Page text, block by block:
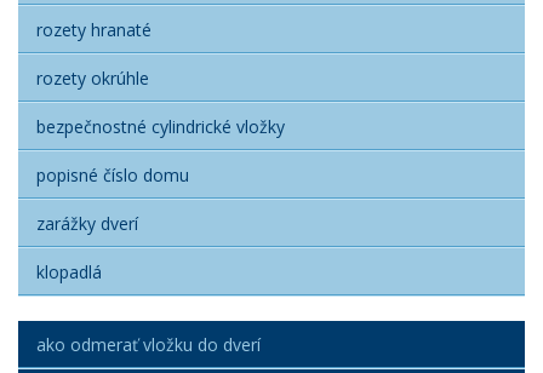
rozety hranaté
rozety okrúhle
bezpečnostné cylindrické vložky
popisné číslo domu
zarážky dverí
klopadlá
ako odmerať vložku do dverí